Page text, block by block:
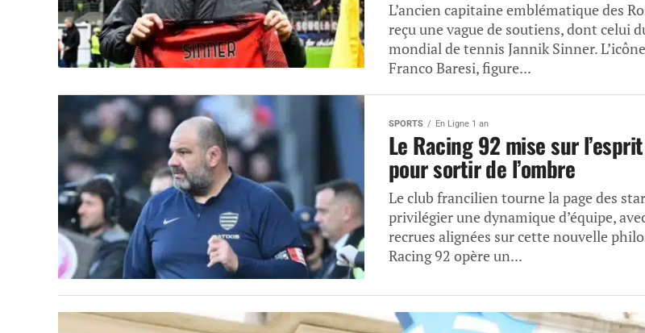
L’ancien capitaine emblématique des
reçu une vague de soutiens, dont celui
mondial de tennis Jannik Sinner.
Franco Baresi, figure...
SPORTS En Ligne 1 an
Le Racing 92 mise sur
pour sortir de l’ombre
Le club francilien tourne la page des
privilégier une dynamique d’équipe,
recrues alignées sur cette nouvelle
Racing 92 opère un...